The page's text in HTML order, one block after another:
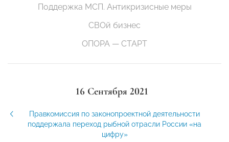
Поддержка МСП. Антикризисные меры
СВОй бизнес
ОПОРА — СТАРТ
16 Сентября 2021
Правкомиссия по законопроектной деятельности
поддержала переход рыбной отрасли России «на
цифру»